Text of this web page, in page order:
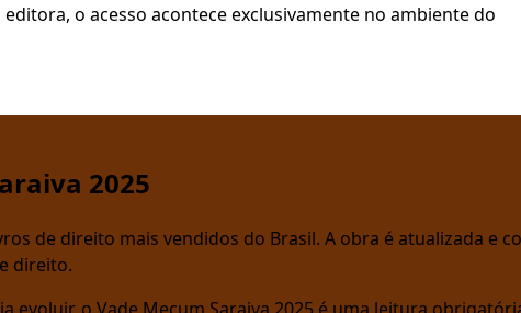
o acesso acontece exclusivamente no ambiente do
2025
de direito mais vendidos do Brasil. A obra é atualizada
direito.
evoluir, o Vade Mecum Saraiva 2025 é uma leitura